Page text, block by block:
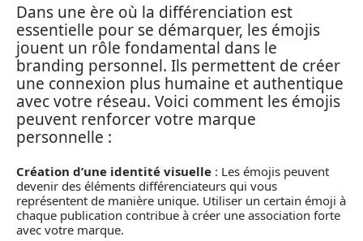
Dans une ère où la différenciation est
essentielle pour se démarquer, les émojis
jouent un rôle fondamental dans le
branding personnel. Ils permettent de créer
une connexion plus humaine et authentique
avec votre réseau. Voici comment les émojis
peuvent renforcer votre marque
personnelle :
Création d’une identité visuelle : Les émojis peuvent
devenir des éléments différenciateurs qui vous
représentent de manière unique. Utiliser un certain émoji à
chaque publication contribue à créer une association forte
avec votre marque.